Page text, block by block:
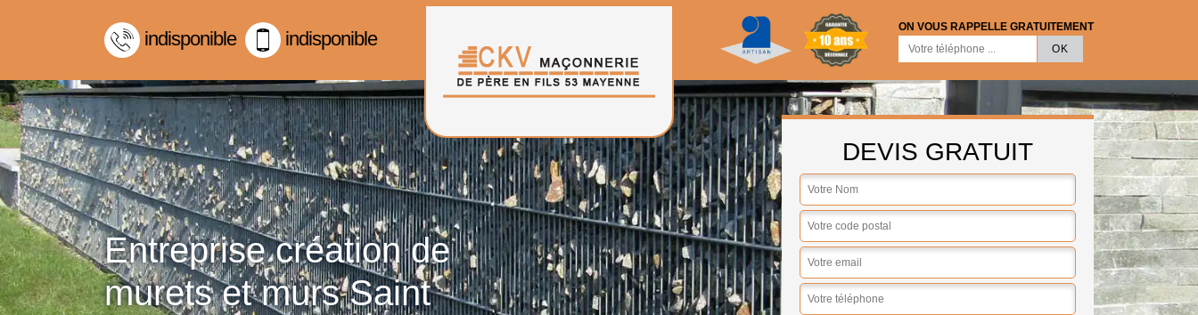
indisponible indisponible
ON VOUS RAPPELLE GRATUITEMENT
Entreprise création de
murets et murs Saint
DEVIS GRATUIT